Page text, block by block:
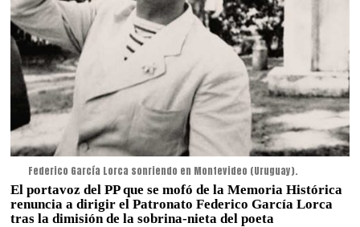
Federico García Lorca sonriendo en Montevideo (Uruguay).
El portavoz del PP que se mofó de la Memoria Histórica
renuncia a dirigir el Patronato Federico García Lorca
tras la dimisión de la sobrina-nieta del poeta